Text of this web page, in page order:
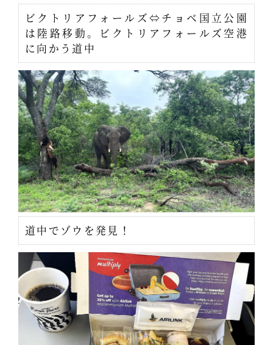
ビクトリアフォールズ⇔チョベ国立公園
は陸路移動。ビクトリアフォールズ空港
に向かう道中
道中でゾウを発見！